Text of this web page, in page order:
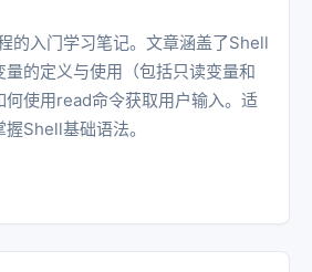
的入门学习笔记。文章涵盖了Shell
的定义与使用（包括只读变量和
何使用read命令获取用户输入。适
Shell基础语法。